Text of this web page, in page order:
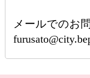
メールでのお